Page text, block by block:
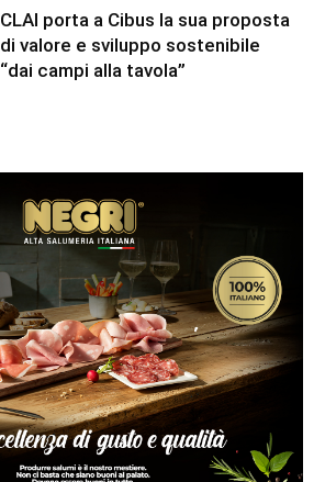
CLAI porta a Cibus la sua proposta
di valore e sviluppo sostenibile
“dai campi alla tavola”